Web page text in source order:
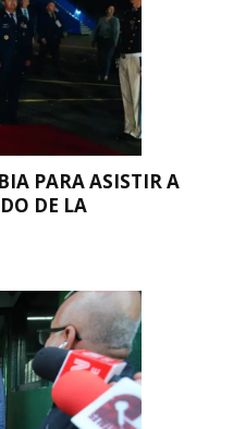
PARA ASISTIR A
DE LA